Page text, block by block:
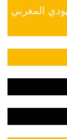
المغربي